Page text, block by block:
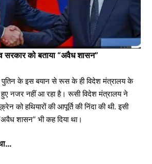
सरकार को बताया “अवैध शासन”
के इस बयान से रूस के ही विदेश मंत्रालय के
हुए नजर नहीं आ रहा है। रूसी विदेश मंत्रालय ने
को हथियारों की आपूर्ति की निंदा की थी. इसी
शासन” भी कह दिया था।